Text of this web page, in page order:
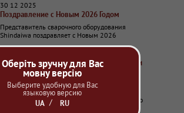
30 12 2025
Поздравление с Новым 2026 Годом
Представитель сварочного оборудования
Shindaiwa поздравляет с Новым 2026
Сварочные работы на выезде: агрегат или
генератор с аппаратом – что выбрать?
Выезды на объекты, не имеющие подвода
электричества, приводят к дилемме: Что
выбрать – сварочный агрегат или генератор со
сварочным аппаратом?
Оберіть зручну для Вас
мовну версію
Выберите удобную для Вас
языковую версию
RU
UA